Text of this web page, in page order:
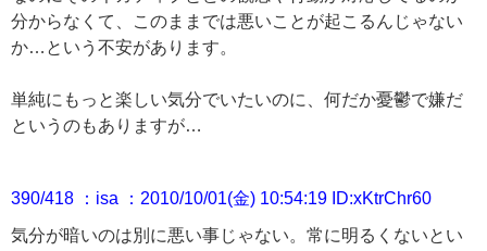
分からなくて、このままでは悪いことが起こるんじゃない
か…という不安があります。
単純にもっと楽しい気分でいたいのに、何だか憂鬱で嫌だ
というのもありますが…
390/418 ：isa ：2010/10/01(金) 10:54:19 ID:xKtrChr60
気分が暗いのは別に悪い事じゃない。常に明るくないとい